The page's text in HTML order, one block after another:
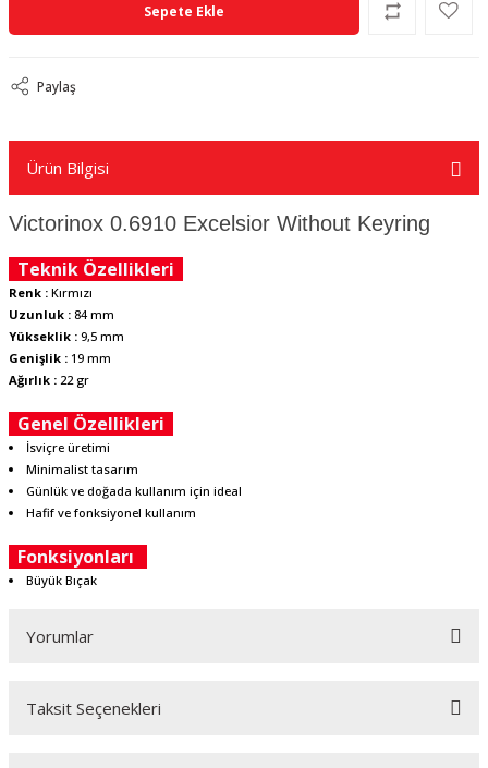
Sepete Ekle
Paylaş
Ürün Bilgisi
Victorinox 0.6910 Excelsior Without Keyring
Teknik Özellikleri
Renk : Kırmızı
Uzunluk : 84 mm
Yükseklik : 9,5 mm
Genişlik : 19 mm
Ağırlık : 22 gr
Genel Özellikleri
İsviçre üretimi
Minimalist tasarım
Günlük ve doğada kullanım için ideal
Hafif ve fonksiyonel kullanım
Fonksiyonları
Büyük Bıçak
Yorumlar
Taksit Seçenekleri